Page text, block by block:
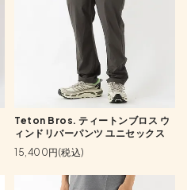
Teton Bros. ティートンブロス ウ
ィンドリバーパンツ ユニセックス
15,400円(税込)